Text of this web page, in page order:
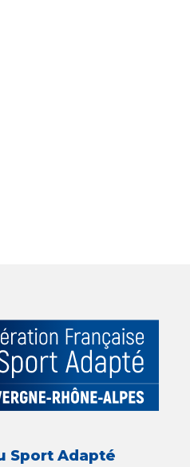
Sport Adapté